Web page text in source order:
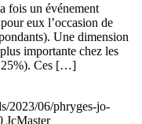
fois un événement
eux l’occasion de
Une dimension
importante chez les
25%). Ces […]
2023/06/phryges-jo-
JcMaster